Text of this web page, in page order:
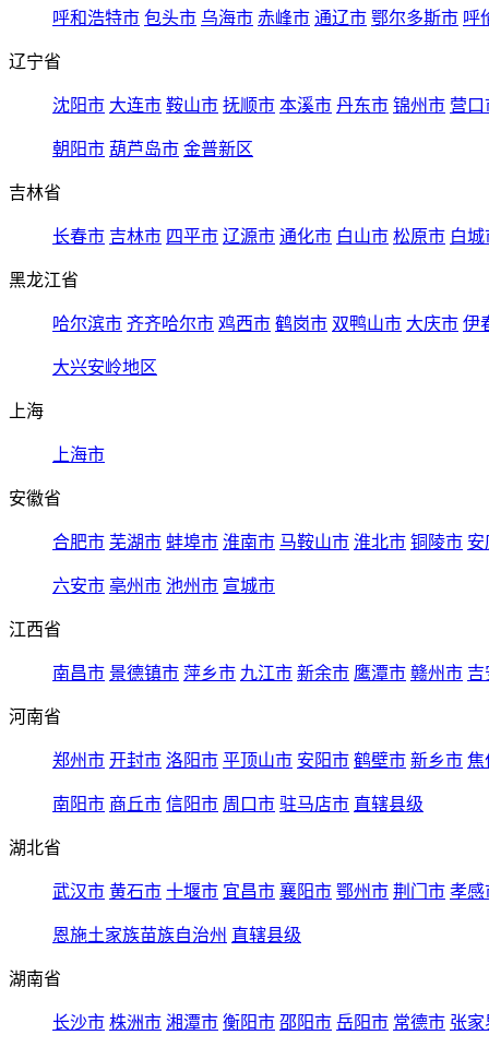
呼和浩特市 包头市 乌海市 赤峰市 通辽市 鄂尔多斯市 呼
辽宁省
沈阳市 大连市 鞍山市 抚顺市 本溪市 丹东市 锦州市 营口
朝阳市 葫芦岛市 金普新区
吉林省
长春市 吉林市 四平市 辽源市 通化市 白山市 松原市 白城
黑龙江省
哈尔滨市 齐齐哈尔市 鸡西市 鹤岗市 双鸭山市 大庆市 伊
大兴安岭地区
上海
上海市
安徽省
合肥市 芜湖市 蚌埠市 淮南市 马鞍山市 淮北市 铜陵市 安
六安市 亳州市 池州市 宣城市
江西省
南昌市 景德镇市 萍乡市 九江市 新余市 鹰潭市 赣州市 吉
河南省
郑州市 开封市 洛阳市 平顶山市 安阳市 鹤壁市 新乡市 焦
南阳市 商丘市 信阳市 周口市 驻马店市 直辖县级
湖北省
武汉市 黄石市 十堰市 宜昌市 襄阳市 鄂州市 荆门市 孝感
恩施土家族苗族自治州 直辖县级
湖南省
长沙市 株洲市 湘潭市 衡阳市 邵阳市 岳阳市 常德市 张家